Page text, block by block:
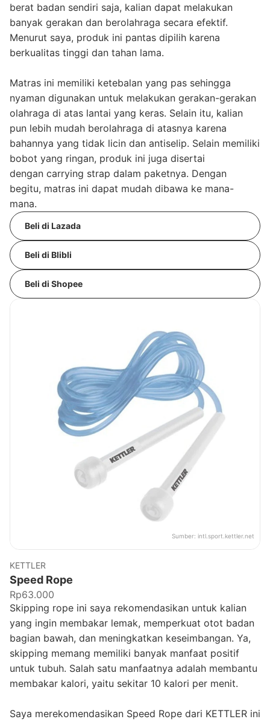
berat badan sendiri saja, kalian dapat melakukan
banyak gerakan dan berolahraga secara efektif.
Menurut saya, produk ini pantas dipilih karena
berkualitas tinggi dan tahan lama.
Matras ini memiliki ketebalan yang pas sehingga
nyaman digunakan untuk melakukan gerakan-gerakan
olahraga di atas lantai yang keras. Selain itu, kalian
pun lebih mudah berolahraga di atasnya karena
bahannya yang tidak licin dan antiselip. Selain memiliki
bobot yang ringan, produk ini juga disertai
dengan carrying strap dalam paketnya. Dengan
begitu, matras ini dapat mudah dibawa ke mana-
mana.
Beli di Lazada
Beli di Blibli
Beli di Shopee
Sumber: intl.sport.kettler.net
KETTLER
Speed Rope
Rp63.000
Skipping rope ini saya rekomendasikan untuk kalian
yang ingin membakar lemak, memperkuat otot badan
bagian bawah, dan meningkatkan keseimbangan. Ya,
skipping memang memiliki banyak manfaat positif
untuk tubuh. Salah satu manfaatnya adalah membantu
membakar kalori, yaitu sekitar 10 kalori per menit.
Saya merekomendasikan Speed Rope dari KETTLER ini